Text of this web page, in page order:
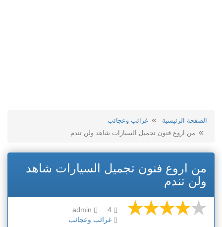
الصفحة الرئيسية
غرائب وعجائب
من اروع فنون تجميل السيارات شاهد ولن تندم
من اروع فنون تجميل السيارات شاهد
ولن تندم
4
غرائب وعجائب